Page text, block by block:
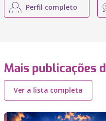
Perfil completo
Mais publicações
Ver a lista completa